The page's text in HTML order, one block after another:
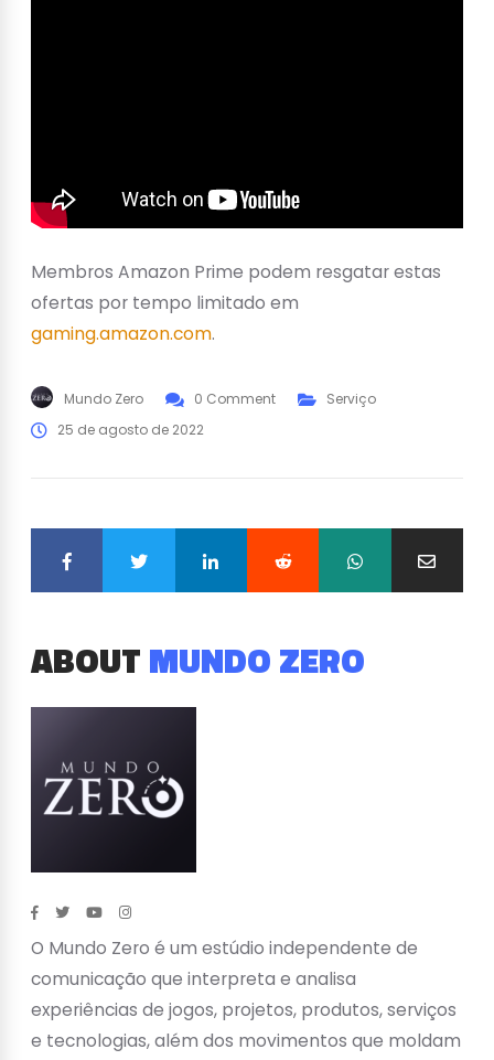
Membros Amazon Prime podem resgatar estas
ofertas por tempo limitado em
gaming.amazon.com.
Mundo Zero 0 Comment
Serviço
25 de agosto de 2022
ABOUTMUNDO ZERO
O Mundo Zero é um estúdio independente de
comunicação que interpreta e analisa
experiências de jogos, projetos, produtos, serviços
e tecnologias, além dos movimentos que moldam